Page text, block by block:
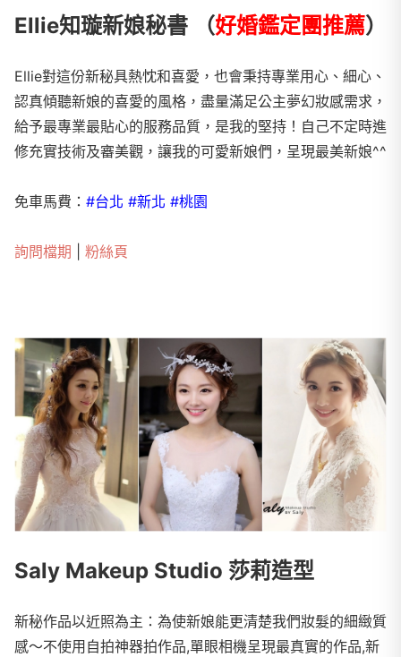
Ellie知璇新娘秘書 （好婚鑑定團推薦）
Ellie對這份新秘具熱忱和喜愛，也會秉持專業用心、細心、
認真傾聽新娘的喜愛的風格，盡量滿足公主夢幻妝感需求，
給予最專業最貼心的服務品質，是我的堅持！自己不定時進
修充實技術及審美觀，讓我的可愛新娘們，呈現最美新娘^^
免車馬費： #台北 #新北 #桃園
詢問檔期 粉絲頁
Saly Makeup Studio 莎莉造型
新秘作品以近照為主：為使新娘能更清楚我們妝髮的細緻質
感～不使用自拍神器拍作品,單眼相機呈現最真實的作品,新